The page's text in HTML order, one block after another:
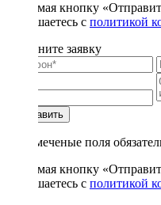
Нажимая кнопку
соглашаетесь с политикой
Заполните заявку
Отправить
* - отмеченые поля
Нажимая кнопку
соглашаетесь с политикой